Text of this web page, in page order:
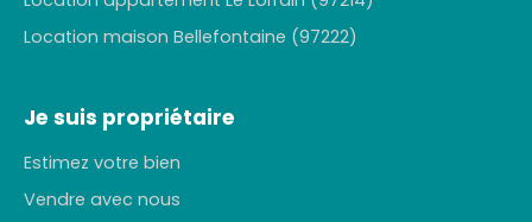
Location maison Bellefontaine (97222)
Je suis propriétaire
Estimez votre bien
Vendre avec nous